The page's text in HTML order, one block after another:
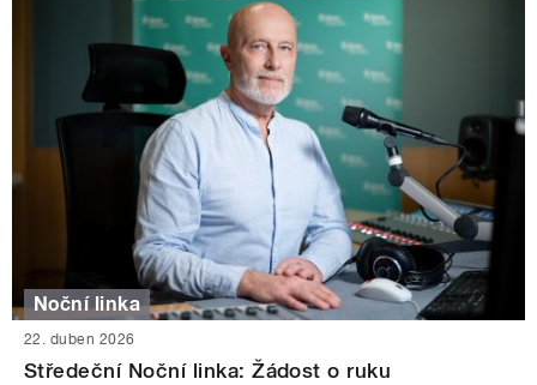
Noční linka
22. duben 2026
Středeční Noční linka: Žádost o ruku